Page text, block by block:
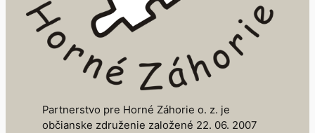
Partnerstvo pre Horné Záhorie o. z. je
občianske združenie založené 22. 06. 2007